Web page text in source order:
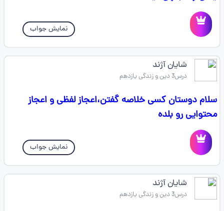
نمایش جواب
شایان آژند
درس3 دین و زندگی یازدهم
سلام دوستان کسی خلاصه گفتن،اعجاز لفظی و اعجاز
محتوایی رو بلده
نمایش جواب
شایان آژند
درس3 دین و زندگی یازدهم